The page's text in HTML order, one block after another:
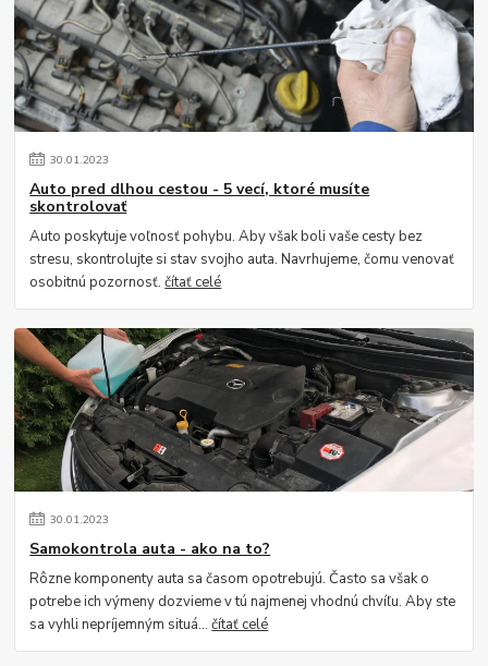
30.01.2023
Auto pred dlhou cestou - 5 vecí, ktoré musíte
skontrolovať
Auto poskytuje voľnosť pohybu. Aby však boli vaše cesty bez
stresu, skontrolujte si stav svojho auta. Navrhujeme, čomu venovať
osobitnú pozornosť.čítať celé
30.01.2023
Samokontrola auta - ako na to?
Rôzne komponenty auta sa časom opotrebujú. Často sa však o
potrebe ich výmeny dozvieme v tú najmenej vhodnú chvíľu. Aby ste
sa vyhli nepríjemným situá...čítať celé